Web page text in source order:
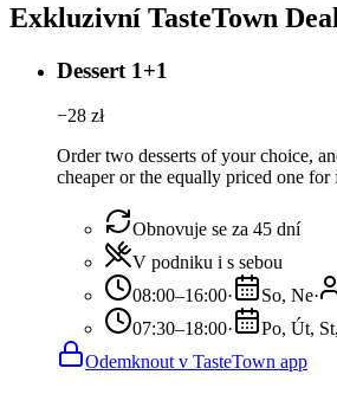
Exkluzivní TasteTown
Dessert 1+1
−28 zł
Order two desserts of your choice,
cheaper or the equally priced one for
Obnovuje se za 45 dní
V podniku i s sebou
08:00–16:00· So, Ne·
07:30–18:00· Po, Út,
Odemknout v TasteTown app